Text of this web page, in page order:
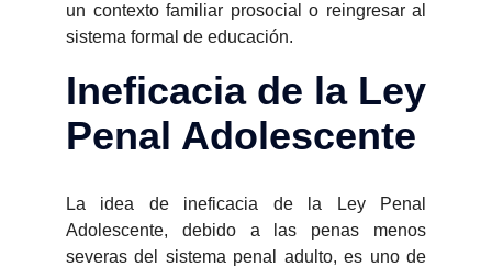
un contexto familiar prosocial o reingresar al
sistema formal de educación.
Ineficacia de la Ley
Penal Adolescente
La idea de ineficacia de la Ley Penal
Adolescente, debido a las penas menos
severas del sistema penal adulto, es uno de